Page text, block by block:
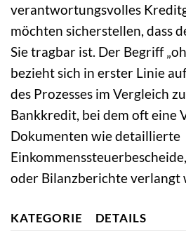
verantwortungsvolles
möchten sicherstellen, dass
Sie tragbar ist. Der Begriff
bezieht sich in erster Linie
des Prozesses im Vergleich
Bankkredit, bei dem oft eine
Dokumenten wie detaillierte
oder Bilanzberichte verlangt
KATEGORIE DETAILS